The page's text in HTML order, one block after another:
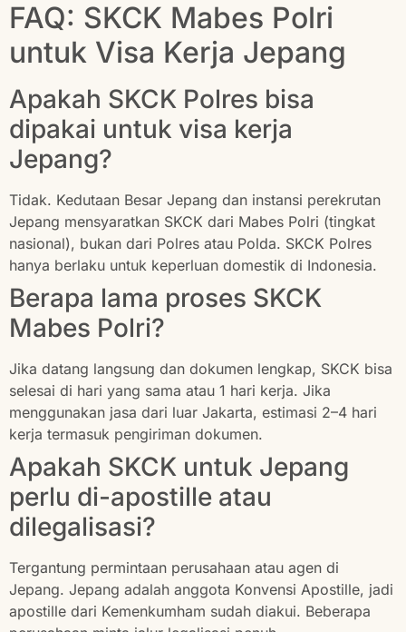
FAQ: SKCK Mabes Polri
untuk Visa Kerja Jepang
Apakah SKCK Polres bisa
dipakai untuk visa kerja
Jepang?
Tidak. Kedutaan Besar Jepang dan instansi perekrutan
Jepang mensyaratkan SKCK dari Mabes Polri (tingkat
nasional), bukan dari Polres atau Polda. SKCK Polres
hanya berlaku untuk keperluan domestik di Indonesia.
Berapa lama proses SKCK
Mabes Polri?
Jika datang langsung dan dokumen lengkap, SKCK bisa
selesai di hari yang sama atau 1 hari kerja. Jika
menggunakan jasa dari luar Jakarta, estimasi 2–4 hari
kerja termasuk pengiriman dokumen.
Apakah SKCK untuk Jepang
perlu di-apostille atau
dilegalisasi?
Tergantung permintaan perusahaan atau agen di
Jepang. Jepang adalah anggota Konvensi Apostille, jadi
apostille dari Kemenkumham sudah diakui. Beberapa